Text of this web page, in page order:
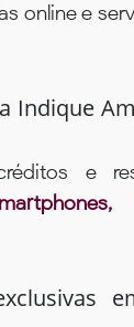
online e
Indique
e